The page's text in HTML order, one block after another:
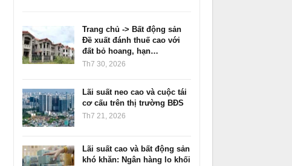
Trang chủ -> Bất động sản
Đề xuất đánh thuế cao với
đất bỏ hoang, hạn…
Th7 30, 2026
Lãi suất neo cao và cuộc tái
cơ cấu trên thị trường BĐS
Th7 21, 2026
Lãi suất cao và bất động sản
khó khăn: Ngân hàng lo khối